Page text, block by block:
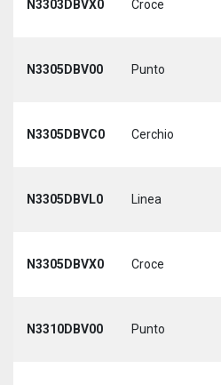
N3303DBVX0 Croce
N3305DBV00 Punto
N3305DBVC0 Cerchio
N3305DBVL0 Linea
N3305DBVX0 Croce
N3310DBV00 Punto